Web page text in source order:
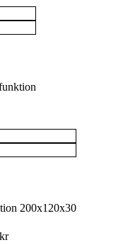
200x120x30
kr